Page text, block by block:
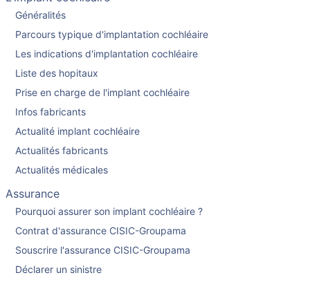
Généralités
Parcours typique d'implantation cochléaire
Les indications d'implantation cochléaire
Liste des hopitaux
Prise en charge de l'implant cochléaire
Infos fabricants
Actualité implant cochléaire
Actualités fabricants
Actualités médicales
Assurance
Pourquoi assurer son implant cochléaire ?
Contrat d'assurance CISIC-Groupama
Souscrire l'assurance CISIC-Groupama
Déclarer un sinistre